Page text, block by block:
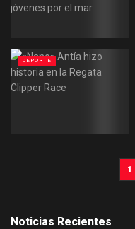
DEPORTE
1
Noticias Recientes